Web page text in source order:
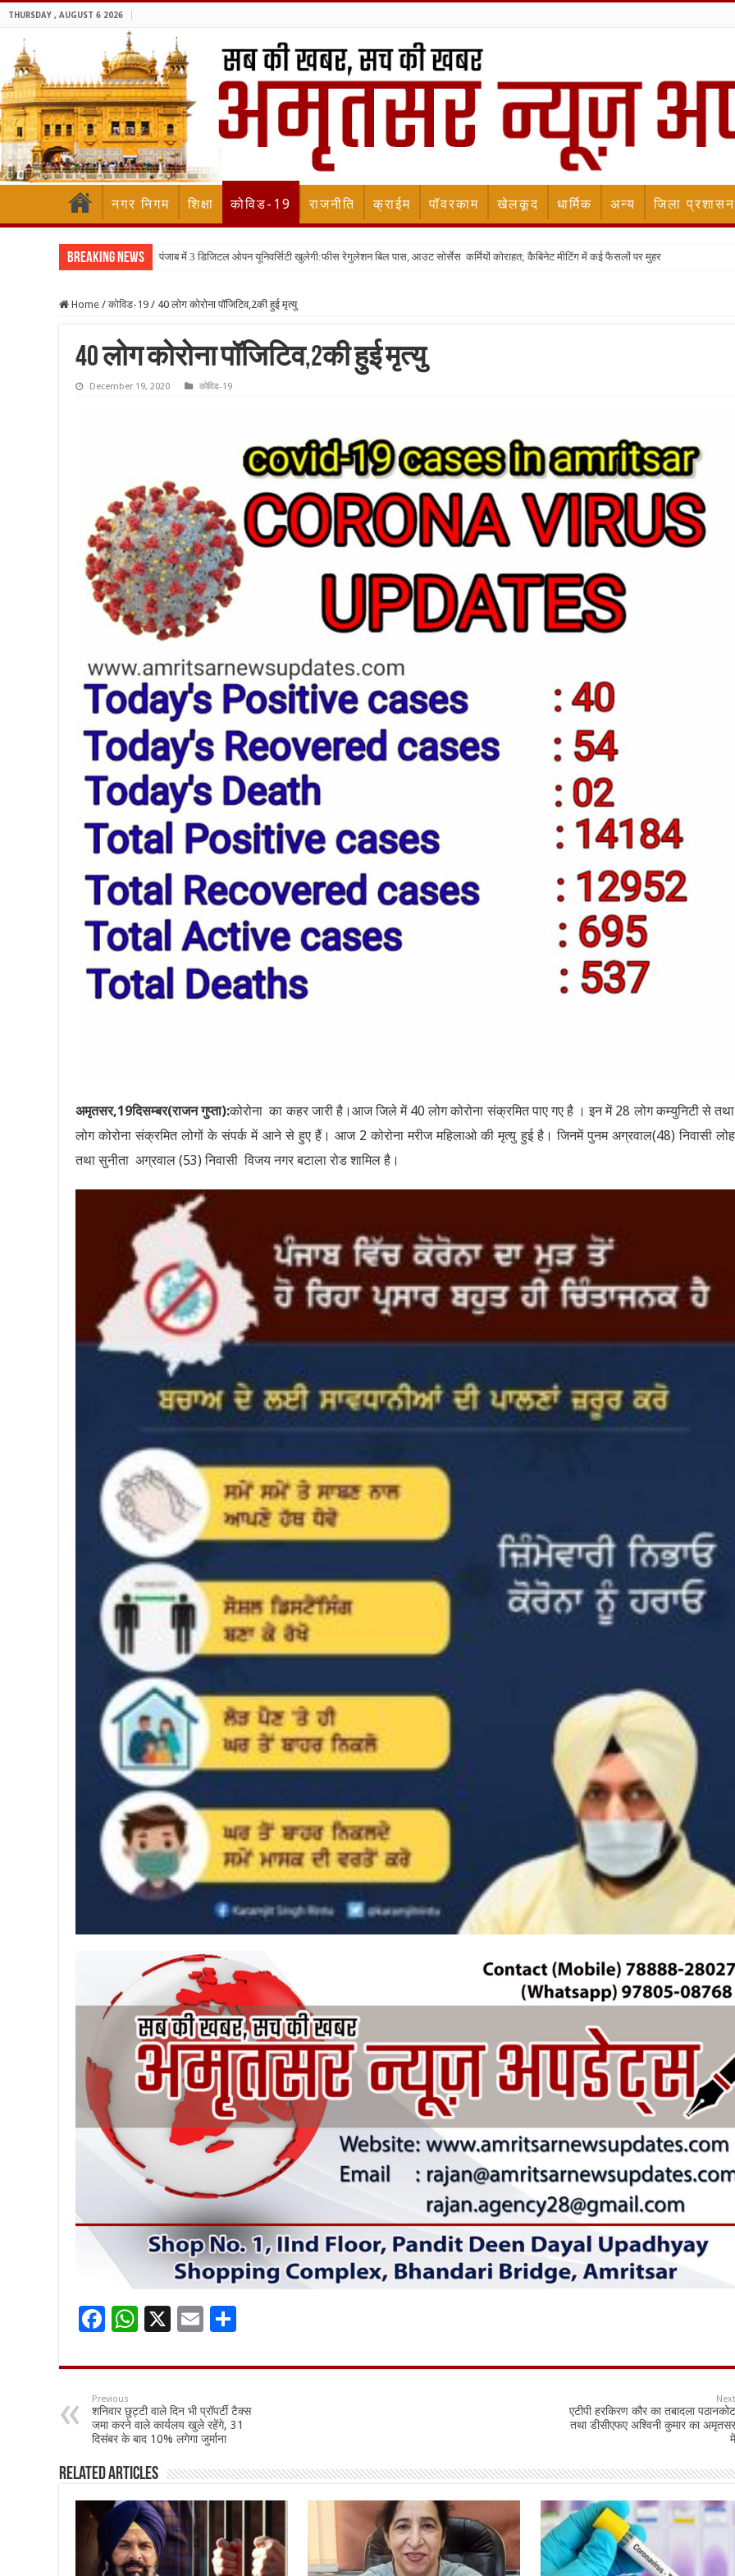
THURSDAY , AUGUST 6 2026
नगर निगम शिक्षा कोविड-19 राजनीति क्राईम पॉवरकाम खेलकूद धार्मिक अन्य जिला प्रशासन
Breaking News पंजाब में 3 डिजिटल ओपन यूनिवर्सिटी खुलेगी:फीस रेगुलेशन बिल पास, आउट सोर्सेस कर्मियों कोराहत; कैबिनेट मीटिंग में कई फैसलों पर मुहर
Home / कोविड-19 / 40 लोग कोरोना पॉजिटिव,2की हुई मृत्यु
40 लोग कोरोना पॉजिटिव,2की हुई मृत्यु
December 19, 2020 कोविड-19
अमृतसर,19दिसम्बर(राजन गुप्ता):कोरोना का कहर जारी है।आज जिले में 40 लोग कोरोना संक्रमित पाए गए है । इन में 28 लोग कम्युनिटी से
लोग कोरोना संक्रमित लोगों के संपर्क में आने से हुए हैं। आज 2 कोरोना मरीज महिलाओ की मृत्यु हुई है। जिनमें पुनम अग्रवाल(48) निवासी
तथा सुनीता अग्रवाल (53) निवासी विजय नगर बटाला रोड शामिल है।
F
e
b
o
o
k
W
at
sA
p
p
X
E
ai
l
ar
Previous
शनिवार छुट्टी वाले दिन भी प्रॉपर्टी टैक्स
जमा करने वाले कार्यलय खुले रहेंगे, 31
दिसंबर के बाद 10% लगेगा जुर्माना
Next
एटीपी हरकिरण कौर का तबादला पठानकोट
तथा डीसीएफए अश्विनी कुमार का अमृतसर
में
Related Articles